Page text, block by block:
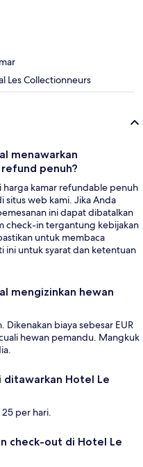
Les Collectionneurs
menawarkan
penuh?
harga kamar refundable penuh
situs web kami. Jika Anda
ini dapat dibatalkan
check-in tergantung kebijakan
untuk membaca
ini untuk syarat dan ketentuan
mengizinkan hewan
Dikenakan biaya sebesar EUR
hewan pemandu. Mangkuk
Hotel Le
25 per hari.
check-out di Hotel Le